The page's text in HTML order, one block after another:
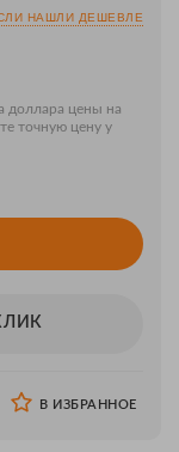
НАШЛИ ДЕШЕВЛЕ
доллара цены на
точную цену у
В ИЗБРАННОЕ